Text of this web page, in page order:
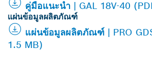
คู่มือแนะนำ | GAL 18V-40
แผ่นข้อมูลผลิตภัณฑ์
แผ่นข้อมูลผลิตภัณฑ์ | PRO
1.5 MB)